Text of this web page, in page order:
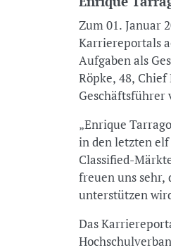
Zum 01. Januar
Karriereportals
Aufgaben als
Röpke, 48,
Geschäftsführer
„Enrique
in den letzten
Classified-
freuen uns sehr,
unterstützen
Das